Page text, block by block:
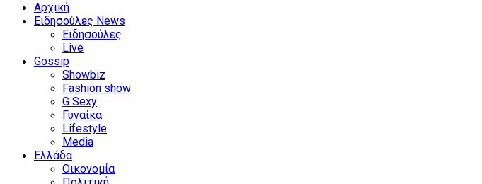
Αρχική
Ειδησούλες News
Ειδησούλες
Live
Gossip
Showbiz
Fashion show
G Sexy
Γυναίκα
Lifestyle
Media
Ελλάδα
Οικονομία